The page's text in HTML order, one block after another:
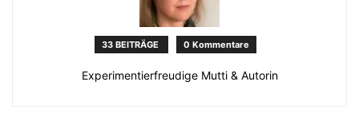
33 BEITRÄGE 0 Kommentare
Experimentierfreudige Mutti & Autorin